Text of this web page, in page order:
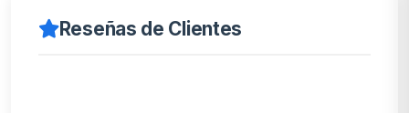
Reseñas de Clientes